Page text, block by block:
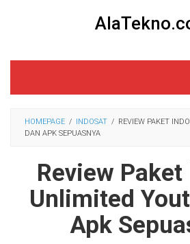
HOMEPAGE / INDOSAT / REVIEW PAKET
DAN APK SEPUASNYA
Review
Unlimited
Apk